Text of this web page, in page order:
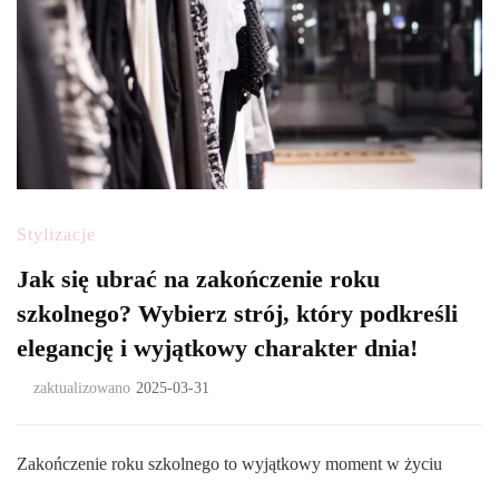
Stylizacje
Jak się ubrać na zakończenie roku
szkolnego? Wybierz strój, który podkreśli
elegancję i wyjątkowy charakter dnia!
zaktualizowano 2025-03-31
Zakończenie roku szkolnego to wyjątkowy moment w życiu